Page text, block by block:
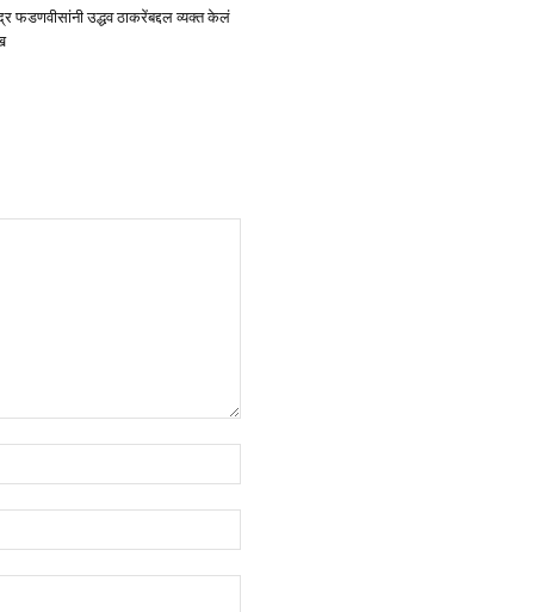
फडणवीसांनी उद्धव ठाकरेंबद्दल व्यक्त केलं